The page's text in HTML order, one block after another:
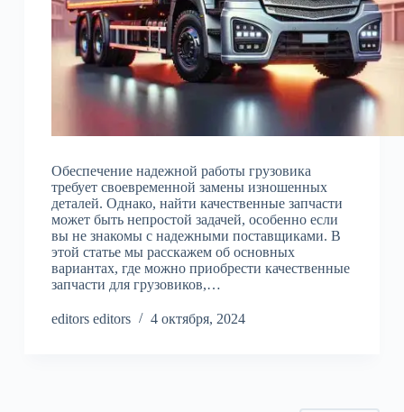
Обеспечение надежной работы грузовика
требует своевременной замены изношенных
деталей. Однако, найти качественные запчасти
может быть непростой задачей, особенно если
вы не знакомы с надежными поставщиками. В
этой статье мы расскажем об основных
вариантах, где можно приобрести качественные
запчасти для грузовиков,…
editors editors 4 октября, 2024